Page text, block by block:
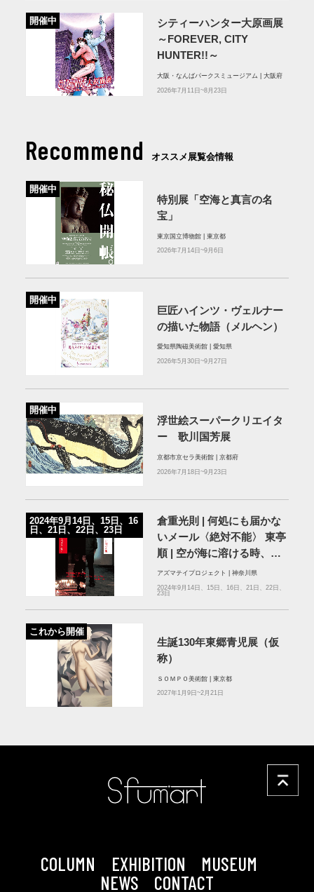
開催中
シティーハンター大原画展
～FOREVER, CITY
HUNTER!!～
大阪・なんばパークスミュージアム | 大阪府
2026年7月11日~8月23日
Recommend オススメ展覧会情報
開催中
特別展「空海と真言の名
宝」
東京国立博物館 | 東京都
2026年7月14日~9月6日
開催中
巨匠ハインツ・ヴェルナー
の描いた物語（メルヘン）
愛知県陶磁美術館 | 愛知県
2026年5月30日~9月27日
開催中
浮世絵スーパークリエイタ
ー 歌川国芳展
京都市京セラ美術館 | 京都府
2026年7月18日~9月23日
2024年9月14日、15日、16
日、21日、22日、23日
倉重光則 | 何処にも届かな
いメール〈絶対不能〉 東亭
順 | 空が海に溶ける時、大
地は波に潜る
アズマテイプロジェクト | 神奈川県
2024年9月14日、15日、16日、21日、22日、
23日
これから開催
生誕130年東郷青児展（仮
称）
ＳＯＭＰＯ美術館 | 東京都
2027年1月9日~2月21日
COLUMN EXHIBITION
MUSEUM
NEWS
CONTACT